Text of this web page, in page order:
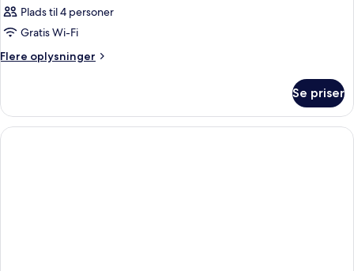
Plads til 4 personer
Gratis Wi-Fi
Flere oplysninger
Flere
Se priser